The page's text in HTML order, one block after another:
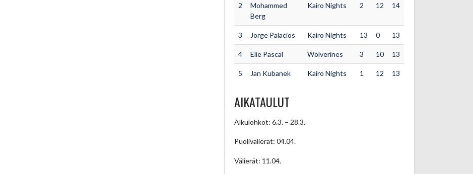
2
Mohammed
Berg
Kairo Nights 2 12 14
3 Jorge Palacios Kairo Nights 13 0 13
4 Elie Pascal Wolverines 3 10 13
5 Jan Kubanek Kairo Nights 1 12 13
AIKATAULUT
Alkulohkot: 6.3. – 28.3.
Puolivälierät: 04.04.
Välierät: 11.04.